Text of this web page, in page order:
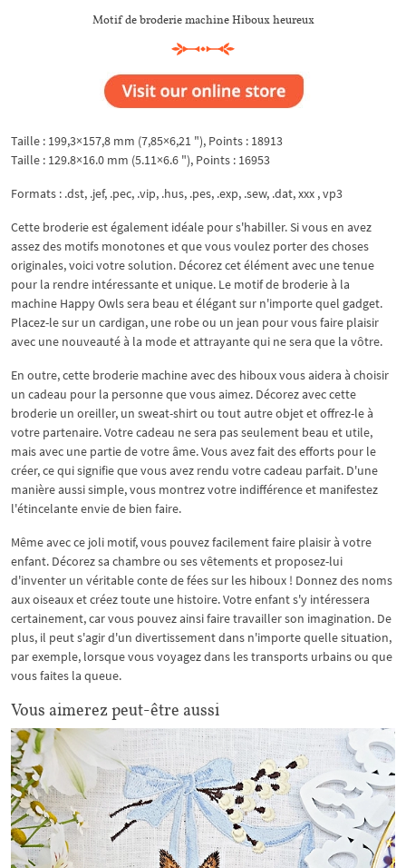
Motif de broderie machine Hiboux heureux
Taille : 199,3×157,8 mm (7,85×6,21 "), Points : 18913
Taille : 129.8×16.0 mm (5.11×6.6 "), Points : 16953
Formats : .dst, .jef, .pec, .vip, .hus, .pes, .exp, .sew, .dat, xxx , vp3
Cette broderie est également idéale pour s'habiller. Si vous en avez
assez des motifs monotones et que vous voulez porter des choses
originales, voici votre solution. Décorez cet élément avec une tenue
pour la rendre intéressante et unique. Le motif de broderie à la
machine Happy Owls sera beau et élégant sur n'importe quel gadget.
Placez-le sur un cardigan, une robe ou un jean pour vous faire plaisir
avec une nouveauté à la mode et attrayante qui ne sera que la vôtre.
En outre, cette broderie machine avec des hiboux vous aidera à choisir
un cadeau pour la personne que vous aimez. Décorez avec cette
broderie un oreiller, un sweat-shirt ou tout autre objet et offrez-le à
votre partenaire. Votre cadeau ne sera pas seulement beau et utile,
mais avec une partie de votre âme. Vous avez fait des efforts pour le
créer, ce qui signifie que vous avez rendu votre cadeau parfait. D'une
manière aussi simple, vous montrez votre indifférence et manifestez
l'étincelante envie de bien faire.
Même avec ce joli motif, vous pouvez facilement faire plaisir à votre
enfant. Décorez sa chambre ou ses vêtements et proposez-lui
d'inventer un véritable conte de fées sur les hiboux ! Donnez des noms
aux oiseaux et créez toute une histoire. Votre enfant s'y intéressera
certainement, car vous pouvez ainsi faire travailler son imagination. De
plus, il peut s'agir d'un divertissement dans n'importe quelle situation,
par exemple, lorsque vous voyagez dans les transports urbains ou que
vous faites la queue.
Vous aimerez peut-être aussi